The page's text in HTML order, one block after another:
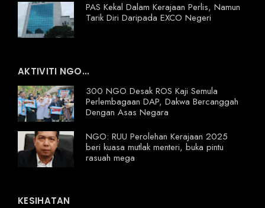
PAS Kekal Dalam Kerajaan Perlis, Namun
Tarik Diri Daripada EXCO Negeri
AKTIVITI NGO...
300 NGO Desak ROS Kaji Semula
Perlembagaan DAP, Dakwa Bercanggah
Dengan Asas Negara
NGO: RUU Perolehan Kerajaan 2025
beri kuasa mutlak menteri, buka pintu
rasuah mega
KESIHATAN